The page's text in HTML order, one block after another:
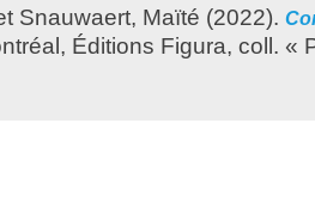
Snauwaert, Maïté (2022).
Éditions Figura, coll. «